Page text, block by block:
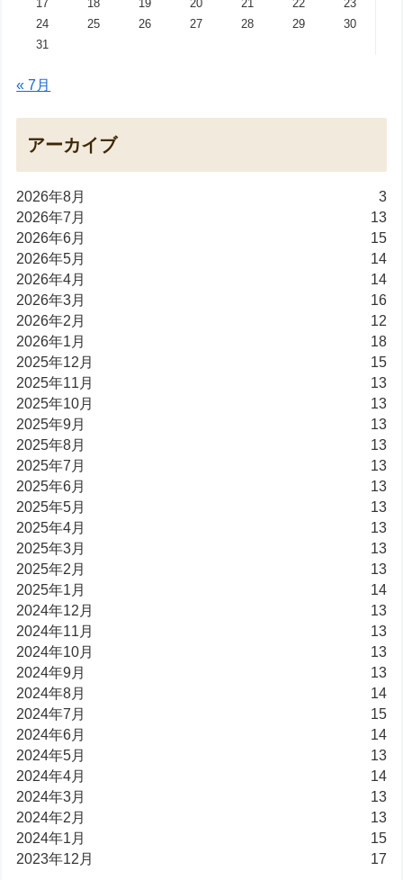
17
18 19 20 21 22
23
24
25 26 27 28 29
30
31
« 7月
アーカイブ
2026年8月
3
2026年7月
13
2026年6月
15
2026年5月
14
2026年4月
14
2026年3月
16
2026年2月
12
2026年1月
18
2025年12月
15
2025年11月
13
2025年10月
13
2025年9月
13
2025年8月
13
2025年7月
13
2025年6月
13
2025年5月
13
2025年4月
13
2025年3月
13
2025年2月
13
2025年1月
14
2024年12月
13
2024年11月
13
2024年10月
13
2024年9月
13
2024年8月
14
2024年7月
15
2024年6月
14
2024年5月
13
2024年4月
14
2024年3月
13
2024年2月
13
2024年1月
15
2023年12月
17